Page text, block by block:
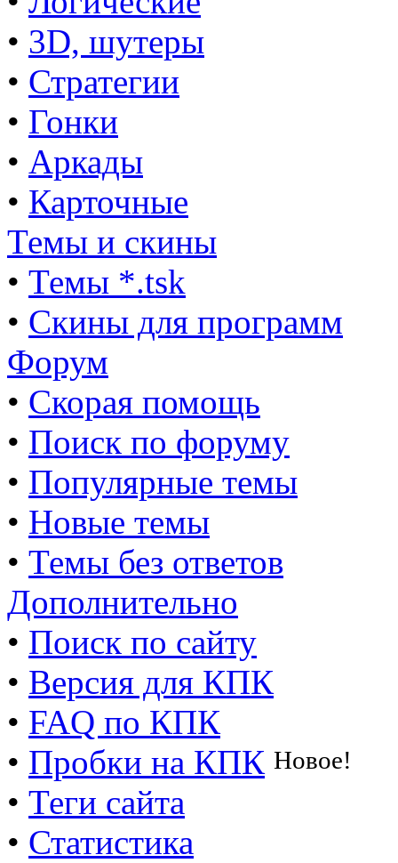
• 3D, шутеры
• Стратегии
• Гонки
• Аркады
• Карточные
Темы и скины
• Темы *.tsk
• Скины для программ
Форум
• Скорая помощь
• Поиск по форуму
• Популярные темы
• Новые темы
• Темы без ответов
Дополнительно
• Поиск по сайту
• Версия для КПК
• FAQ по КПК
• Пробки на КПК Новое!
• Теги сайта
• Статистика